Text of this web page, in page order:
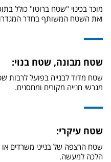
מוכר בכינוי "שטח ברוטו" כולל
ואת השטח המשותף בחדר
שטח מבונה, שטח בנוי:
שטח מדוד לבנייה בפועל לרבות
מגרשי חנייה מקורים ומחסנים.
שטח עיקרי:
שטח הרצפה של בנייני משרדים או
הלכה למעשה.